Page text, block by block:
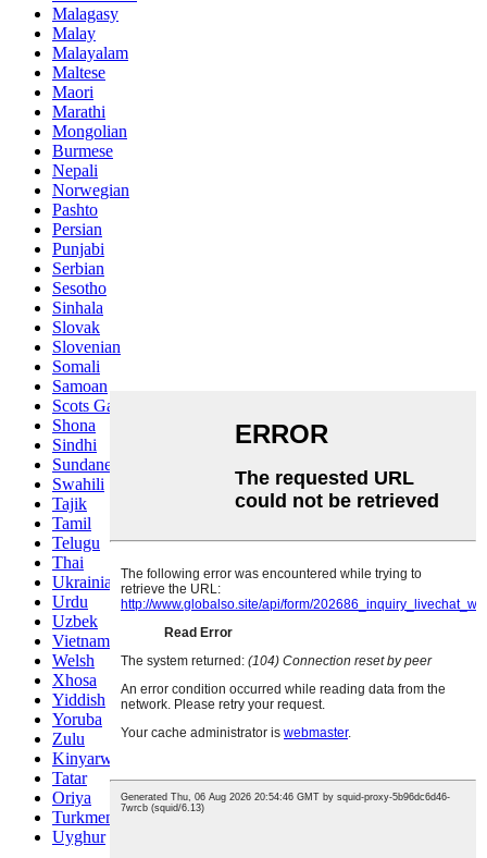
Malagasy
Malay
Malayalam
Maltese
Maori
Marathi
Mongolian
Burmese
Nepali
Norwegian
Pashto
Persian
Punjabi
Serbian
Sesotho
Sinhala
Slovak
Slovenian
Somali
Samoan
Scots Gaelic
Shona
Sindhi
Sundanese
Swahili
Tajik
Tamil
Telugu
Thai
Ukrainian
Urdu
Uzbek
Vietnamese
Welsh
Xhosa
Yiddish
Yoruba
Zulu
Kinyarwanda
Tatar
Oriya
Turkmen
Uyghur